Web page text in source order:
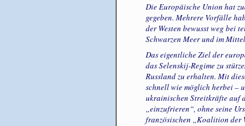
Die Europäische Union hat
gegeben. Mehrere Vorfälle
der Westen bewusst weg bei
Schwarzen Meer und im
Das eigentliche Ziel der
das Selenskij-Regime zu
Russland zu erhalten. Mit
schnell wie möglich herbei –
ukrainischen Streitkräfte auf
„einzufrieren“, ohne seine
französischen „Koalition der